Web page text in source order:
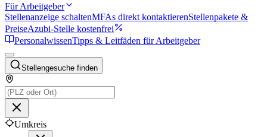
Für Arbeitgeber
Stellenanzeige schaltenMFAs direkt kontaktierenStellenpakete &
PreiseAzubi-Stelle kostenfrei
PersonalwissenTipps & Leitfäden für Arbeitgeber
Stellengesuche finden
Umkreis